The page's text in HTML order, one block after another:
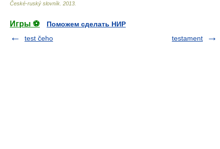
České-ruský slovník 2013
Игры ⚽
Поможем сделать НИР
test čeho
testament